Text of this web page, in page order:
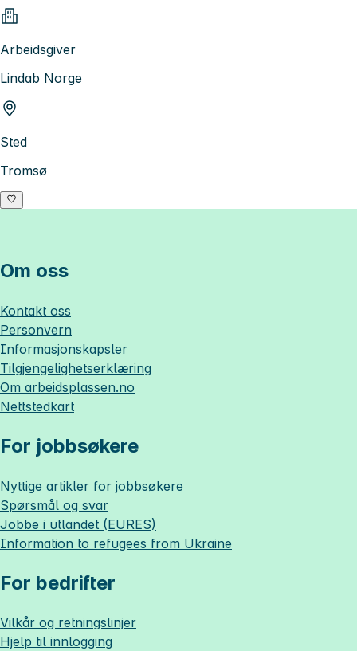
Arbeidsgiver
Lindab Norge
Sted
Tromsø
Om oss
Kontakt oss
Personvern
Informasjonskapsler
Tilgjengelighetserklæring
Om arbeidsplassen.no
Nettstedkart
For jobbsøkere
Nyttige artikler for jobbsøkere
Spørsmål og svar
Jobbe i utlandet (EURES)
Information to refugees from Ukraine
For bedrifter
Vilkår og retningslinjer
Hjelp til innlogging